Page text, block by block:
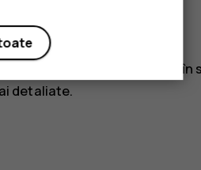
clasa IP a acestuia
detaliate.